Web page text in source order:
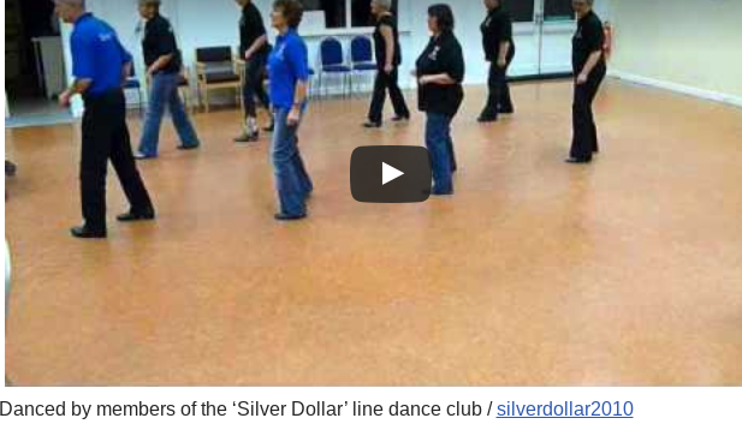
Danced by members of the ‘Silver Dollar’ line dance club /silverdollar2010